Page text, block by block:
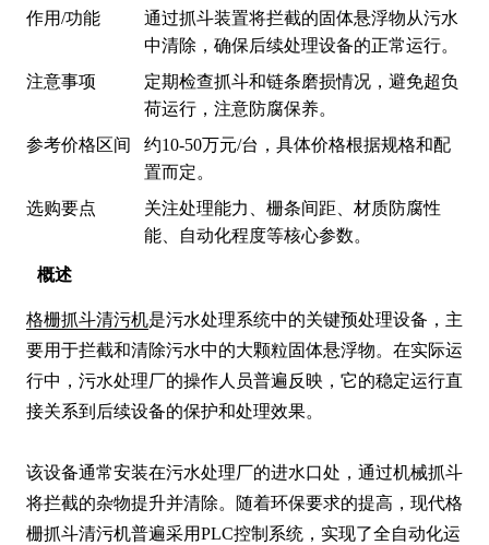
概述
格栅抓斗清污机是污水处理系统中的关键预处理设备，主
要用于拦截和清除污水中的大颗粒固体悬浮物。在实际运
行中，污水处理厂的操作人员普遍反映，它的稳定运行直
接关系到后续设备的保护和处理效果。
该设备通常安装在污水处理厂的进水口处，通过机械抓斗
将拦截的杂物提升并清除。随着环保要求的提高，现代格
栅抓斗清污机普遍采用PLC控制系统，实现了全自动化运
作用/功能
通过抓斗装置将拦截的固体悬浮物从污水
中清除，确保后续处理设备的正常运行。
注意事项
定期检查抓斗和链条磨损情况，避免超负
荷运行，注意防腐保养。
参考价格区间
约10-50万元/台，具体价格根据规格和配
置而定。
选购要点
关注处理能力、栅条间距、材质防腐性
能、自动化程度等核心参数。